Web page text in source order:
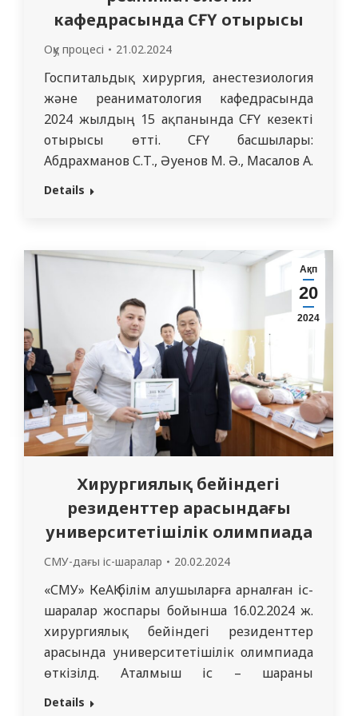
кафедрасында СҒҮ отырысы
Оқу процесі 21.02.2024
Госпитальдық хирургия, анестезиология
және реаниматология кафедрасында
2024 жылдың 15 ақпанында СҒҮ кезекті
отырысы өтті. СҒҮ басшылары:
Абдрахманов С.Т., Әуенов М. Ә., Масалов А.
Е сонымен қатар кафедра оқытушылары,
Бөлегенов Т.А., п.ғ.к. Профессор
Масалимов Е.О. болды. Сонымен қатар, 4
курс студенттері мен 6 курс интерндері
Details
Ақп
20
2024
Хирургиялық бейіндегі
резиденттер арасындағы
университетішілік олимпиада
СМУ-дағы іс-шаралар 20.02.2024
«СМУ» КеАҚ білім алушыларға арналған іс-
шаралар жоспары бойынша 16.02.2024 ж.
хирургиялық бейіндегі резиденттер
арасында университетішілік олимпиада
өткізілд. Аталмыш іс – шараны
дипломнан кейінгі білім беру, түлектерді
Details